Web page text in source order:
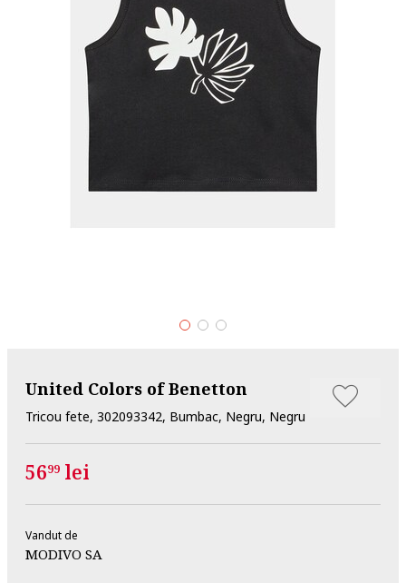
United Colors of Benetton
Tricou fete, 302093342, Bumbac, Negru, Negru
5699 lei
Vandut de
MODIVO SA